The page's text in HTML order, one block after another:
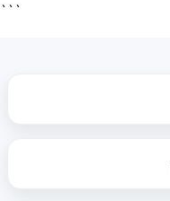
```